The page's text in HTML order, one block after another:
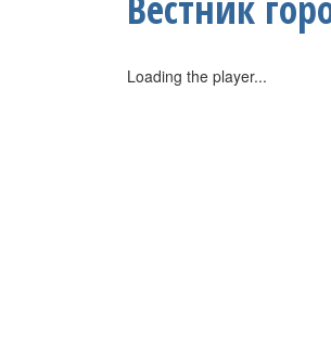
Loading the player...